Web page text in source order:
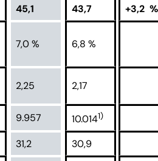
45,1 43,7 +3,2 %
7,0 % 6,8 %
2,25 2,17
9.957 10.0141)
31,2
30,9